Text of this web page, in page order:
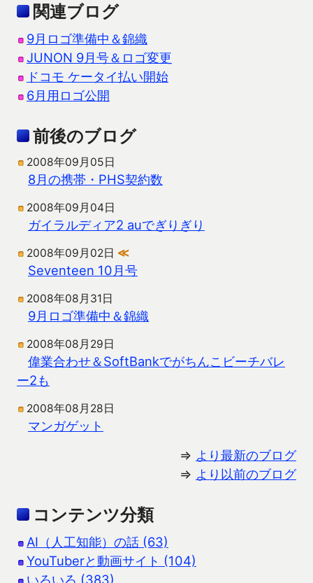
関連ブログ
9月ロゴ準備中＆錦織
JUNON 9月号＆ロゴ変更
ドコモ ケータイ払い開始
6月用ロゴ公開
前後のブログ
2008年09月05日
8月の携帯・PHS契約数
2008年09月04日
ガイラルディア2 auでぎりぎり
2008年09月02日 ≪
Seventeen 10月号
2008年08月31日
9月ロゴ準備中＆錦織
2008年08月29日
偉業合わせ＆SoftBankでがちんこビーチバレ
ー2も
2008年08月28日
マンガゲット
⇒ より最新のブログ
⇒ より以前のブログ
コンテンツ分類
AI（人工知能）の話 (63)
YouTuberと動画サイト (104)
いろいろ (383)